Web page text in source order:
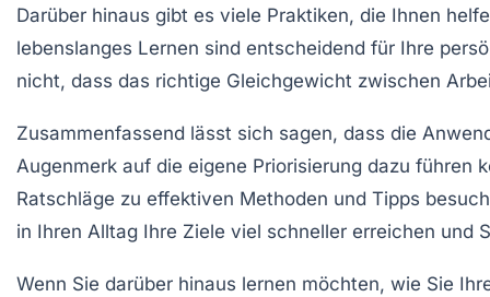
Darüber hinaus gibt es viele Praktiken, die Ihnen
lebenslanges Lernen sind entscheidend für Ihre
nicht, dass das richtige Gleichgewicht zwischen
Zusammenfassend lässt sich sagen, dass die
Augenmerk auf die eigene Priorisierung dazu führen
Ratschläge zu effektiven Methoden und Tipps
in Ihren Alltag Ihre Ziele viel schneller erreichen und
Wenn Sie darüber hinaus lernen möchten, wie Sie